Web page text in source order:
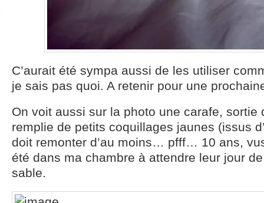
C’aurait été sympa aussi de les utiliser
je sais pas quoi. A retenir pour une
On voit aussi sur la photo une carafe, sortie
remplie de petits coquillages jaunes (issus
doit remonter d’au moins… pfff… 10 ans,
été dans ma chambre à attendre leur jour
sable.